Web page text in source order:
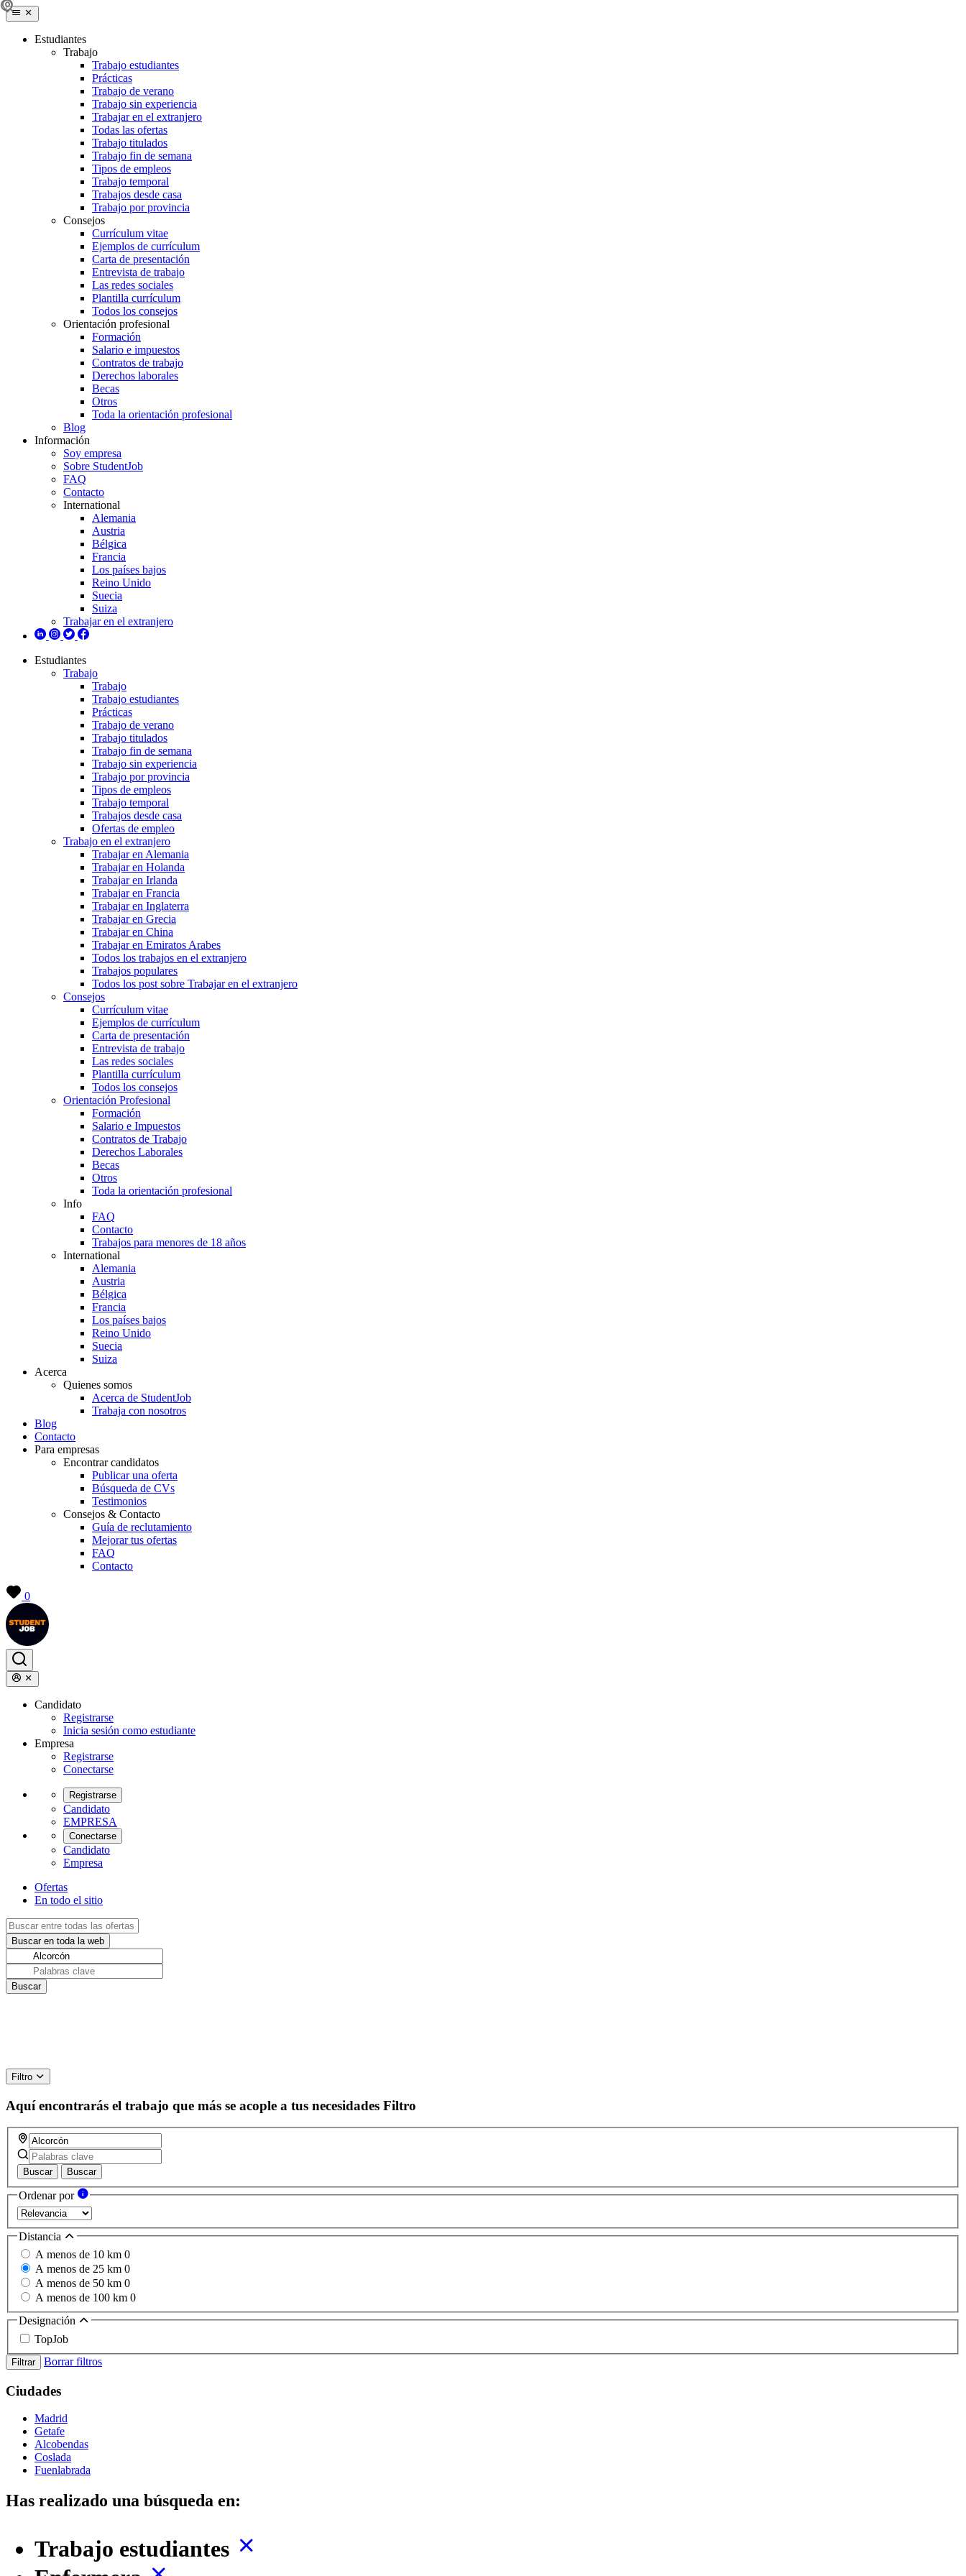
Estudiantes
Trabajo
Trabajo estudiantes
Prácticas
Trabajo de verano
Trabajo sin experiencia
Trabajar en el extranjero
Todas las ofertas
Trabajo titulados
Trabajo fin de semana
Tipos de empleos
Trabajo temporal
Trabajos desde casa
Trabajo por provincia
Consejos
Currículum vitae
Ejemplos de currículum
Carta de presentación
Entrevista de trabajo
Las redes sociales
Plantilla currículum
Todos los consejos
Orientación profesional
Formación
Salario e impuestos
Contratos de trabajo
Derechos laborales
Becas
Otros
Toda la orientación profesional
Blog
Información
Soy empresa
Sobre StudentJob
FAQ
Contacto
International
Alemania
Austria
Bélgica
Francia
Los países bajos
Reino Unido
Suecia
Suiza
Trabajar en el extranjero
Estudiantes
Trabajo
Trabajo
Trabajo estudiantes
Prácticas
Trabajo de verano
Trabajo titulados
Trabajo fin de semana
Trabajo sin experiencia
Trabajo por provincia
Tipos de empleos
Trabajo temporal
Trabajos desde casa
Ofertas de empleo
Trabajo en el extranjero
Trabajar en Alemania
Trabajar en Holanda
Trabajar en Irlanda
Trabajar en Francia
Trabajar en Inglaterra
Trabajar en Grecia
Trabajar en China
Trabajar en Emiratos Arabes
Todos los trabajos en el extranjero
Trabajos populares
Todos los post sobre Trabajar en el extranjero
Consejos
Currículum vitae
Ejemplos de currículum
Carta de presentación
Entrevista de trabajo
Las redes sociales
Plantilla currículum
Todos los consejos
Orientación Profesional
Formación
Salario e Impuestos
Contratos de Trabajo
Derechos Laborales
Becas
Otros
Toda la orientación profesional
Info
FAQ
Contacto
Trabajos para menores de 18 años
International
Alemania
Austria
Bélgica
Francia
Los países bajos
Reino Unido
Suecia
Suiza
Acerca
Quienes somos
Acerca de StudentJob
Trabaja con nosotros
Blog
Contacto
Para empresas
Encontrar candidatos
Publicar una oferta
Búsqueda de CVs
Testimonios
Consejos & Contacto
Guía de reclutamiento
Mejorar tus ofertas
FAQ
Contacto
0
Candidato
Registrarse
Inicia sesión como estudiante
Empresa
Registrarse
Conectarse
Registrarse
Candidato
EMPRESA
Conectarse
Candidato
Empresa
Ofertas
En todo el sitio
Filtro
Aquí encontrarás el trabajo que más se acople a tus necesidades Filtro
Buscar Buscar
Ordenar por
Distancia
A menos de 10 km 0
A menos de 25 km 0
A menos de 50 km 0
A menos de 100 km 0
Designación
TopJob
Filtrar Borrar filtros
Ciudades
Madrid
Getafe
Alcobendas
Coslada
Fuenlabrada
Has realizado una búsqueda en:
Trabajo estudiantes